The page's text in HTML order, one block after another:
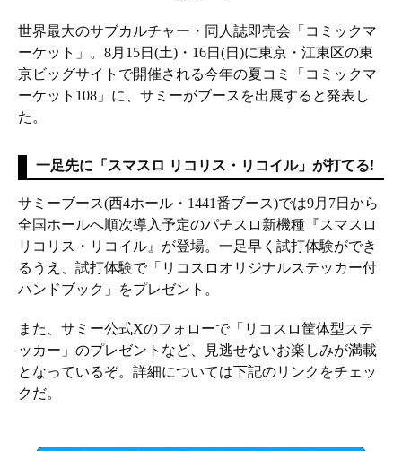
世界最大のサブカルチャー・同人誌即売会「コミックマ
ーケット」。8月15日(土)・16日(日)に東京・江東区の東
京ビッグサイトで開催される今年の夏コミ「コミックマ
ーケット108」に、サミーがブースを出展すると発表し
た。
一足先に「スマスロ リコリス・リコイル」が打てる!
サミーブース(西4ホール・1441番ブース)では9月7日から
全国ホールへ順次導入予定のパチスロ新機種『スマスロ
リコリス・リコイル』が登場。一足早く試打体験ができ
るうえ、試打体験で「リコスロオリジナルステッカー付
ハンドブック」をプレゼント。
また、サミー公式Xのフォローで「リコスロ筐体型ステ
ッカー」のプレゼントなど、見逃せないお楽しみが満載
となっているぞ。詳細については下記のリンクをチェッ
クだ。